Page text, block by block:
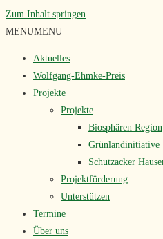
Zum Inhalt springen
MENUMENU
Aktuelles
Wolfgang-Ehmke-Preis
Projekte
Projekte
Biosphären Region
Grünlandinitiative
Schutzacker
Projektförderung
Unterstützen
Termine
Über uns